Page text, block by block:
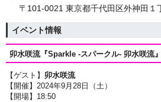
〒101-0021 東京都千代田区外神田１
イベント情報
卯水咲流『Sparkle -スパークル- 卯水咲流
【ゲスト】 卯水咲流
【開催】2024年9月28日（土）
【開場】18:50